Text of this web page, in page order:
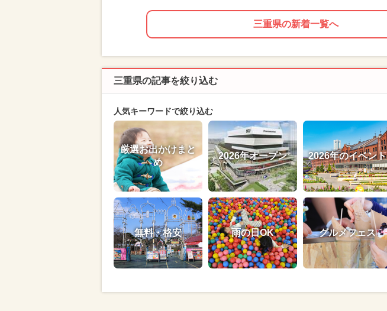
三重県の新着一覧へ
三重県の記事を絞り込む
人気キーワードで絞り込む
厳選お出かけまと
め
2026年オープン 2026年のイベント
無料・格安 雨の日OK グルメフェス